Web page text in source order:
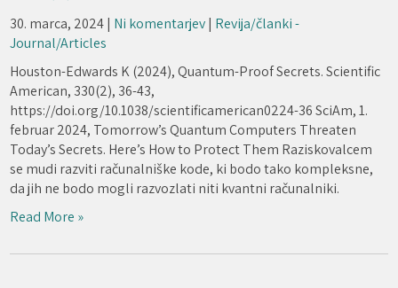
30. marca, 2024| Ni komentarjev| Revija/članki -
Journal/Articles
Houston-Edwards K (2024), Quantum-Proof Secrets. Scientific
American, 330(2), 36-43,
https://doi.org/10.1038/scientificamerican0224-36 SciAm, 1.
februar 2024, Tomorrow’s Quantum Computers Threaten
Today’s Secrets. Here’s How to Protect Them Raziskovalcem
se mudi razviti računalniške kode, ki bodo tako kompleksne,
da jih ne bodo mogli razvozlati niti kvantni računalniki.
Read More »